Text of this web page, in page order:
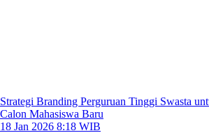
Strategi Branding Perguruan Tinggi Swasta
Calon Mahasiswa Baru
18 Jan 2026 8:18 WIB